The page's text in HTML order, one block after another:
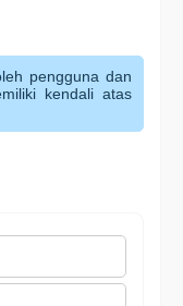
pengguna dan
kendali atas